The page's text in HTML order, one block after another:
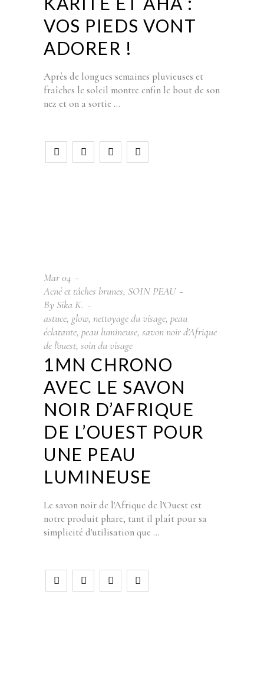
VOS PIEDS VONT
ADORER !
Après de longues semaines pluvieuses et
fraîches le soleil montre enfin le bout de son
nez et on a sortie
Mar04
Acné et tâches brunes, SOIN PEAU
By Sika K.
astuce, glow, nettoyage du visage, peau
éclatante, peau lumineuse, savon noir d'Afrique
de l'ouest, soin du visage
1MN CHRONO
AVEC LE SAVON
NOIR D’AFRIQUE
DE L’OUEST POUR
UNE PEAU
LUMINEUSE
Le savon noir de l'Afrique de l'Ouest est
notre produit phare, tant il plaît pour sa
simplicité d'utilisation que